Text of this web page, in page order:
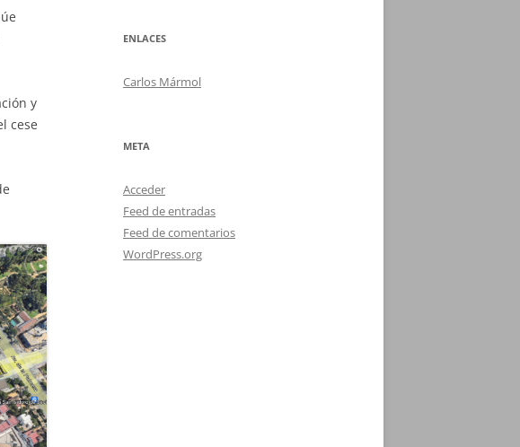
y
cese
ENLACES
Carlos Mármol
META
Acceder
Feed de entradas
Feed de comentarios
WordPress.org